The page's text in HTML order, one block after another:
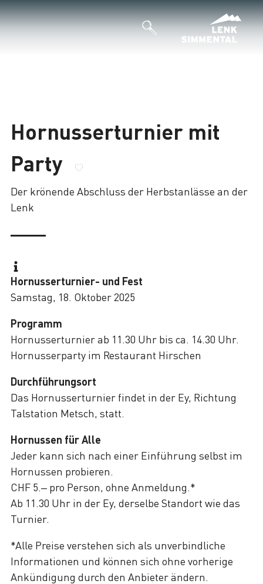
Hornusserturnier mit
Party
Der krönende Abschluss der Herbstanlässe an der
Lenk
Hornusserturnier- und Fest
Samstag, 18. Oktober 2025
Programm
Hornusserturnier ab 11.30 Uhr bis ca. 14.30 Uhr.
Hornusserparty im Restaurant Hirschen
Durchführungsort
Das Hornusserturnier findet in der Ey, Richtung
Talstation Metsch, statt.
Hornussen für Alle
Jeder kann sich nach einer Einführung selbst im
Hornussen probieren.
CHF 5.– pro Person, ohne Anmeldung.*
Ab 11.30 Uhr in der Ey, derselbe Standort wie das
Turnier.
*Alle Preise verstehen sich als unverbindliche
Informationen und können sich ohne vorherige
Ankündigung durch den Anbieter ändern.